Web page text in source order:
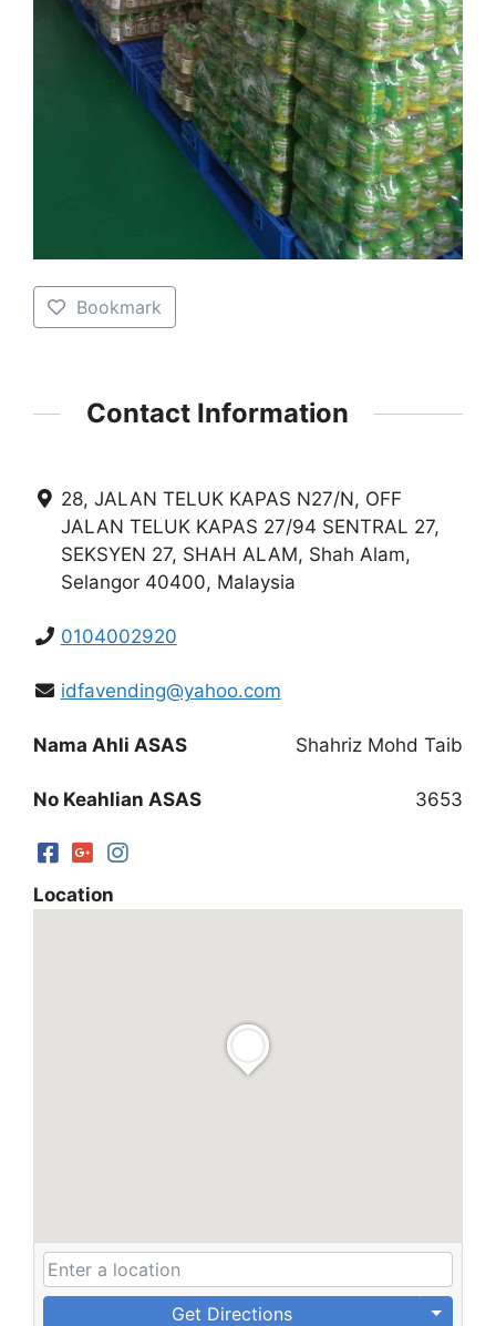
Bookmark
Contact Information
28, JALAN TELUK KAPAS N27/N, OFF
JALAN TELUK KAPAS 27/94 SENTRAL 27,
SEKSYEN 27, SHAH ALAM, Shah Alam,
Selangor 40400, Malaysia
0104002920
idfavending@yahoo.com
Nama Ahli ASAS Shahriz Mohd Taib
No Keahlian ASAS 3653
Location
Get Directions